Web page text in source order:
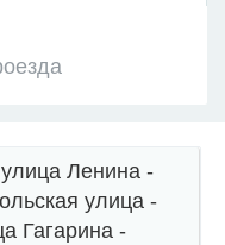
улица Ленина -
улица -
Гагарина -